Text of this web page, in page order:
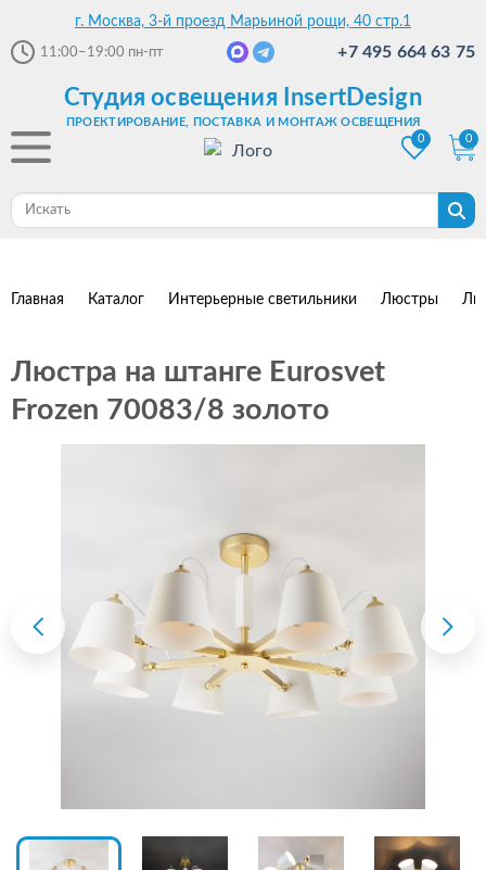
г. Москва, 3-й проезд Марьиной рощи, 40 стр.1
11:00–19:00 пн-пт +7 495 664 63 75
Студия освещения InsertDesign
ПРОЕКТИРОВАНИЕ, ПОСТАВКА И МОНТАЖ ОСВЕЩЕНИЯ
0
0
Главная Каталог Интерьерные светильники Люстры
Люстра на штанге Eurosvet
Frozen 70083/8 золото